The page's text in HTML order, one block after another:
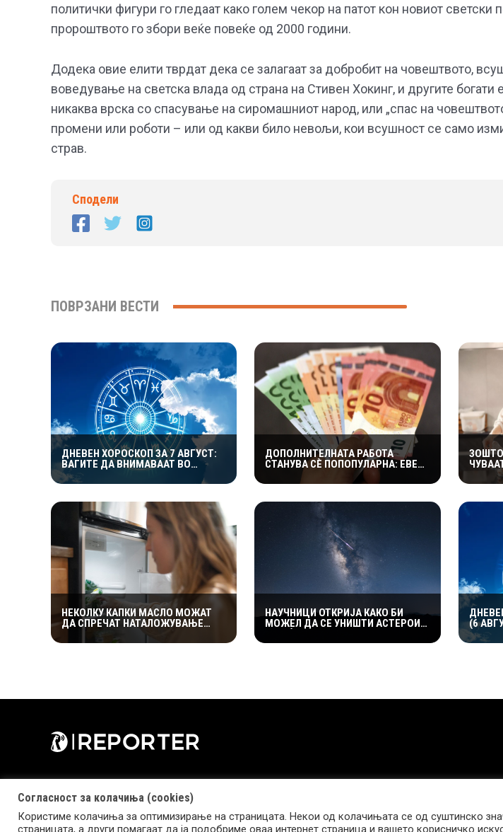
политички фигури го гледаат како голем чекор на патот кон новиот светски
пророштвото го збори веќе повеќе од 2000 години.
Додека овие елити тврдат дека се залагаат за добробит на човештвото,
воведување на светска влада од страна на Стивен Хокинг, и другите богати
никаква врска со спасување на сиромашниот народ, или „спас на
промени или роботи – или од какви било невољи, кои всушност се само
страв.
Сподели
ПОВРЗАНИ ВЕСТИ
ДНЕВЕН ХОРОСКОП ЗА 7 АВГУСТ:
ВАГИТЕ ДА ВНИМАВААТ ВО
ЉУБОВТА, БИКОВИТЕ ДА НЕ
РИЗИКУВААТ НА РАБОТА
ДОПОЛНИТЕЛНАТА РАБОТА
СТАНУВА СÈ ПОПОПУЛАРНА: ЕВЕ
КОИ ИДЕИ МОЖАТ ДА ДОНЕСАТ
ДОБРА ЗАРАБОТКА
НЕКОЛКУ КАПКИ МАСЛО МОЖАТ
ДА СПРЕЧАТ НАТАЛОЖУВАЊЕ
МРАЗ ВО ЗАМРЗНУВАЧОТ – ЕВЕ
КАКО ФУНКЦИОНИРА
НАУЧНИЦИ ОТКРИЈА КАКО БИ
МОЖЕЛ ДА СЕ УНИШТИ АСТЕРОИД
(6
Copyright © 2026 Reporter.mk | Member of Clip Media Group
Согласност за колачиња (cookies)
Користиме колачиња за оптимизирање на страницата. Некои од колачињата се од суштинско
страницата, а други помагаат да ја подобриме оваа интернет страница и вашето корисничко